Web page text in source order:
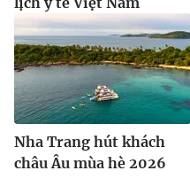
Nha Trang hút khách
châu Âu mùa hè 2026